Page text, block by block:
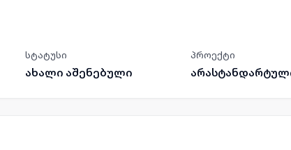
სტატუსი
ახალი აშენებული
პროექტი